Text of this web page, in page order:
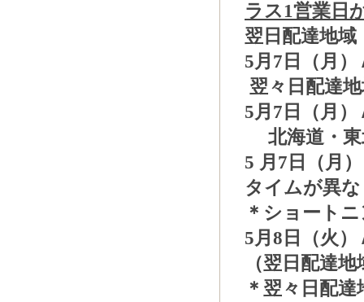
ラス1営業日
翌日配達地域
5月7日（月
翌々日配達
5月7日（月
北海道・東
5 月7日（月
タイムが異
＊ショート
5月8日（火
（翌日配達地
＊翌々日配